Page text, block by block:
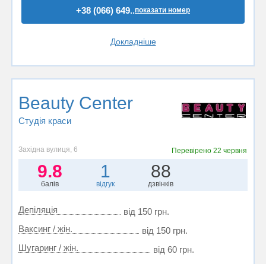
+38 (066) 649..показати номер
Докладніше
Beauty Center
Студія краси
Західна вулиця, 6 Перевірено22 червня
9.8
балів
1
відгук
88
дзвінків
Депіляція
від 150 грн.
Ваксинг / жін.
від 150 грн.
Шугаринг / жін.
від 60 грн.